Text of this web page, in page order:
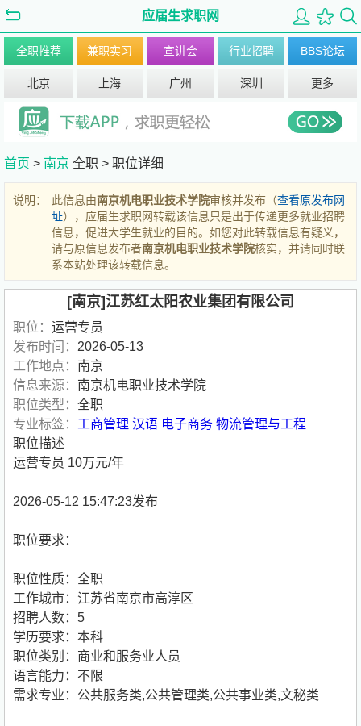
应届生求职网
全职推荐 兼职实习 宣讲会 行业招聘 BBS论坛
北京 上海 广州 深圳 更多
首页 > 南京 全职 > 职位详细
说明： 此信息由南京机电职业技术学院审核并发布（查看原发布网
址），应届生求职网转载该信息只是出于传递更多就业招聘
信息，促进大学生就业的目的。如您对此转载信息有疑义，
请与原信息发布者南京机电职业技术学院核实，并请同时联
系本站处理该转载信息。
[南京]江苏红太阳农业集团有限公司
职位： 运营专员
发布时间： 2026-05-13
工作地点： 南京
信息来源： 南京机电职业技术学院
职位类型： 全职
专业标签： 工商管理 汉语 电子商务 物流管理与工程
职位描述
运营专员 10万元/年
2026-05-12 15:47:23发布
职位要求：
职位性质：全职
工作城市：江苏省南京市高淳区
招聘人数：5
学历要求：本科
职位类别：商业和服务业人员
语言能力：不限
需求专业：公共服务类,公共管理类,公共事业类,文秘类